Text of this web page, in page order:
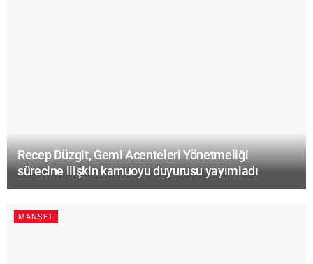
Recep Düzgit, Gemi Acenteleri Yönetmeliği
sürecine ilişkin kamuoyu duyurusu yayımladı
MANŞET